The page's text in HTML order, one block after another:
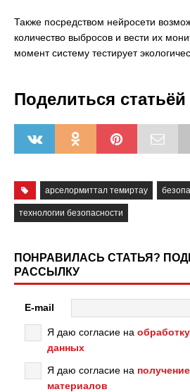
Также посредством нейросети
количество выбросов и вести их
момент систему тестирует
Поделиться статьёй
арселормиттал темиртау
технологии безопасности
ПОНРАВИЛАСЬ СТАТЬЯ?
РАССЫЛКУ
E-mail
Я даю согласие на
данных
Я даю согласие на
материалов